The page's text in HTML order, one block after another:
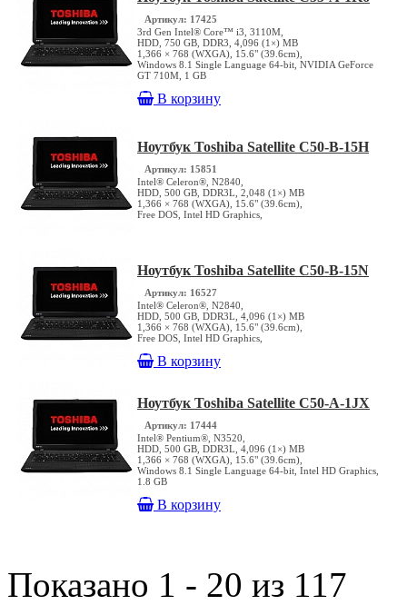
Артикул: 17425
3rd Gen Intel® Core™ i3, 3110M,
HDD, 750 GB, DDR3, 4,096 (1×) MB
1,366 × 768 (WXGA), 15.6" (39.6cm),
Windows 8.1 Single Language 64-bit, NVIDIA GeForce
GT 710M, 1 GB
В корзину
Ноутбук Toshiba Satellite C50-B-15H
Артикул: 15851
Intel® Celeron®, N2840,
HDD, 500 GB, DDR3L, 2,048 (1×) MB
1,366 × 768 (WXGA), 15.6" (39.6cm),
Free DOS, Intel HD Graphics,
Ноутбук Toshiba Satellite C50-B-15N
Артикул: 16527
Intel® Celeron®, N2840,
HDD, 500 GB, DDR3L, 4,096 (1×) MB
1,366 × 768 (WXGA), 15.6" (39.6cm),
Free DOS, Intel HD Graphics,
В корзину
Ноутбук Toshiba Satellite C50-A-1JX
Артикул: 17444
Intel® Pentium®, N3520,
HDD, 500 GB, DDR3L, 4,096 (1×) MB
1,366 × 768 (WXGA), 15.6" (39.6cm),
Windows 8.1 Single Language 64-bit, Intel HD Graphics,
1.8 GB
В корзину
Показано 1 - 20 из 117